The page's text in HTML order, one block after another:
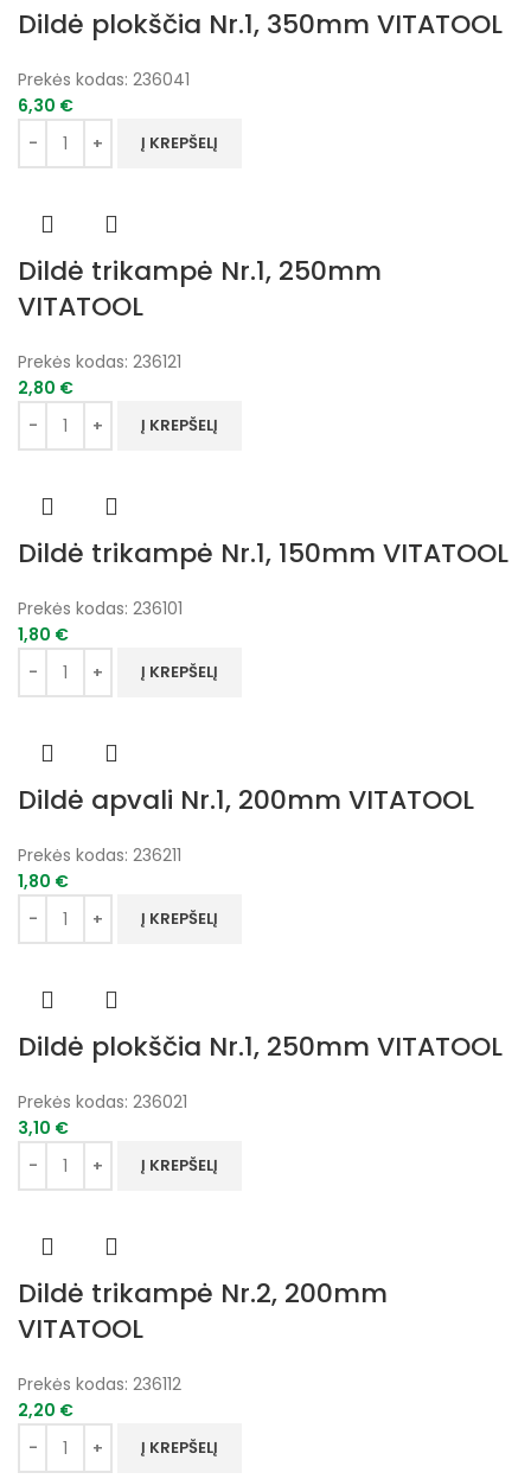
Dildė plokščia Nr.1, 350mm VITATOOL
Prekės kodas: 236041
6,30 €
Į KREPŠELĮ
Dildė trikampė Nr.1, 250mm
VITATOOL
Prekės kodas: 236121
2,80 €
Į KREPŠELĮ
Dildė trikampė Nr.1, 150mm VITATOOL
Prekės kodas: 236101
1,80 €
Į KREPŠELĮ
Dildė apvali Nr.1, 200mm VITATOOL
Prekės kodas: 236211
1,80 €
Į KREPŠELĮ
Dildė plokščia Nr.1, 250mm VITATOOL
Prekės kodas: 236021
3,10 €
Į KREPŠELĮ
Dildė trikampė Nr.2, 200mm
VITATOOL
Prekės kodas: 236112
2,20 €
Į KREPŠELĮ